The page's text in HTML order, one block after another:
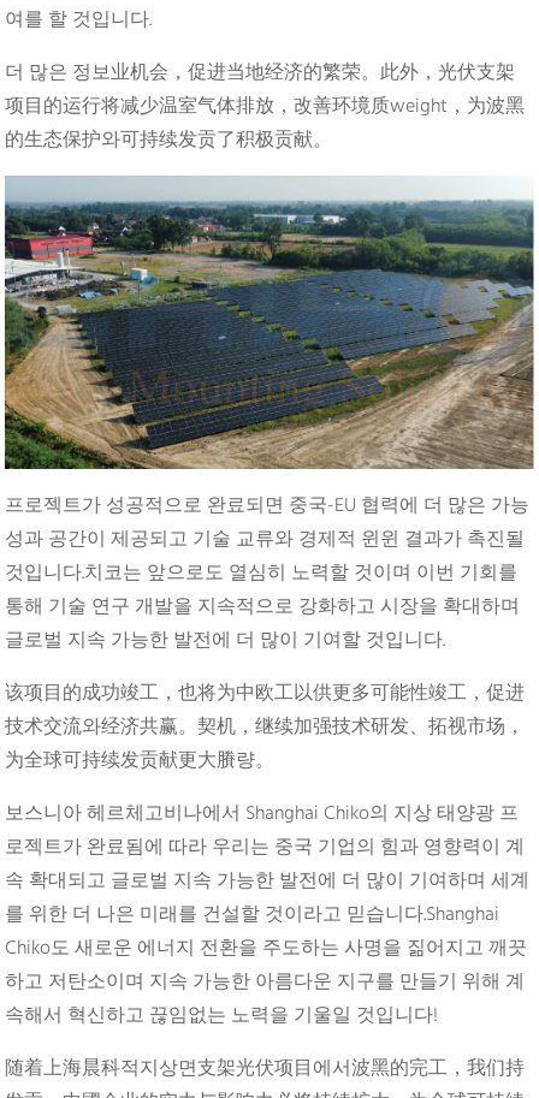
여를 할 것입니다.
더 많은 정보业机会，促进当地经济的繁荣。此外，光伏支架
项目的运行将减少温室气体排放，改善环境质weight，为波黑
的生态保护와可持续发贡了积极贡献。
프로젝트가 성공적으로 완료되면 중국-EU 협력에 더 많은 가능
성과 공간이 제공되고 기술 교류와 경제적 윈윈 결과가 촉진될
것입니다.치코는 앞으로도 열심히 노력할 것이며 이번 기회를
통해 기술 연구 개발을 지속적으로 강화하고 시장을 확대하며
글로벌 지속 가능한 발전에 더 많이 기여할 것입니다.
该项目的成功竣工，也将为中欧工以供更多可能性竣工，促进
技术交流와经济共赢。契机，继续加强技术研发、拓视市场，
为全球可持续发贡献更大賸량。
보스니아 헤르체고비나에서 Shanghai Chiko의 지상 태양광 프
로젝트가 완료됨에 따라 우리는 중국 기업의 힘과 영향력이 계
속 확대되고 글로벌 지속 가능한 발전에 더 많이 기여하며 세계
를 위한 더 나은 미래를 건설할 것이라고 믿습니다.Shanghai
Chiko도 새로운 에너지 전환을 주도하는 사명을 짊어지고 깨끗
하고 저탄소이며 지속 가능한 아름다운 지구를 만들기 위해 계
속해서 혁신하고 끊임없는 노력을 기울일 것입니다!
随着上海晨科적지상면支架光伏项目에서波黑的完工，我们持